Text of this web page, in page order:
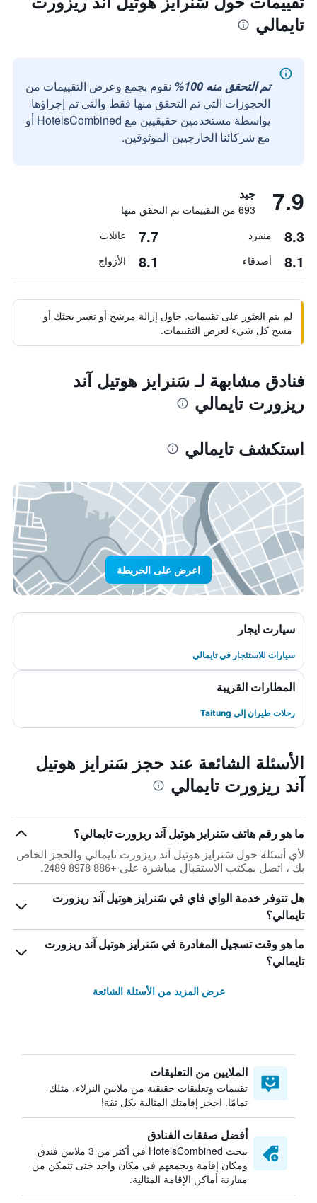
تايمالي
تم التحقق منه 100%
نقوم بجمع وعرض التقييمات من
الحجوزات التي تم التحقق منها فقط والتي تم إجراؤها
بواسطة مستخدمين حقيقيين مع HotelsCombined أو
مع شركائنا الخارجيين الموثوقين.
7.9 جيد
693 من التقييمات تم التحقق منها
8.3 منفرد 7.7 عائلات
8.1 أصدقاء 8.1 الأزواج
لم يتم العثور على تقييمات. حاول إزالة مرشح أو تغيير بحثك أو
مسح كل شيء لعرض التقييمات.
فنادق مشابهة لـ سَنرايز هوتيل آند
ريزورت تايمالي
استكشف تايمالي
اعرض على الخريطة
سيارت ايجار
سيارات للاستئجار في تايمالي
المطارات القريبة
رحلات طيران إلى Taitung
الأسئلة الشائعة عند حجز سَنرايز هوتيل
آند ريزورت تايمالي
ما هو رقم هاتف سَنرايز هوتيل آند ريزورت تايمالي؟
لأي أسئلة حول سَنرايز هوتيل آند ريزورت تايمالي والحجز الخاص
بك ، اتصل بمكتب الاستقبال مباشرة على +886 8978 2489.
هل تتوفر خدمة الواي فاي في سَنرايز هوتيل آند ريزورت
تايمالي؟
ما هو وقت تسجيل المغادرة في سَنرايز هوتيل آند ريزورت
تايمالي؟
عرض المزيد من الأسئلة الشائعة
الملايين من التعليقات
تقييمات وتعليقات حقيقية من ملايين النزلاء، مثلك
تمامًا. احجز إقامتك المثالية بكل ثقة!
أفضل صفقات الفنادق
يبحث HotelsCombined في أكثر من 3 ملايين فندق
ومكان إقامة ويجمعهم في مكان واحد حتى تتمكن من
مقارنة أماكن الإقامة المثالية.